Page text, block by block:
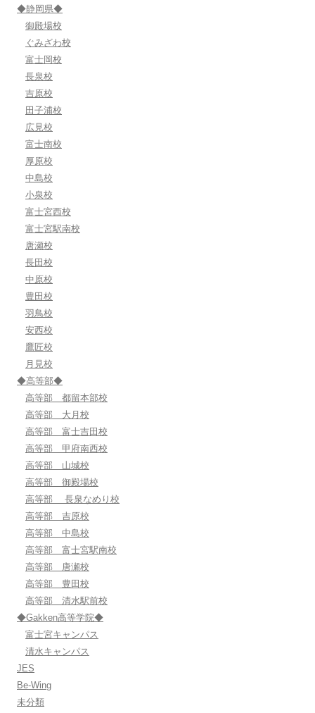
◆静岡県◆
御殿場校
ぐみざわ校
富士岡校
長泉校
吉原校
田子浦校
広見校
富士南校
厚原校
中島校
小泉校
富士宮西校
富士宮駅南校
唐瀬校
長田校
中原校
豊田校
羽鳥校
安西校
鷹匠校
月見校
◆高等部◆
高等部 都留本部校
高等部 大月校
高等部 富士吉田校
高等部 甲府南西校
高等部 山城校
高等部 御殿場校
高等部 長泉なめり校
高等部 吉原校
高等部 中島校
高等部 富士宮駅南校
高等部 唐瀬校
高等部 豊田校
高等部 清水駅前校
◆Gakken高等学院◆
富士宮キャンパス
清水キャンパス
JES
Be-Wing
未分類